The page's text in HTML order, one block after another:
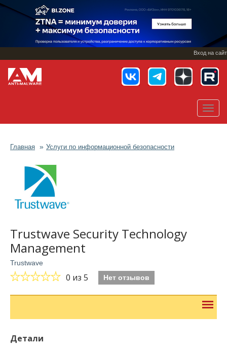
Перейти
основному
Вход на сайт
Главная Услуги по информационной безопасности
Trustwave Security Technology
Management
Trustwave
0 из 5 Нет отзывов
Детали